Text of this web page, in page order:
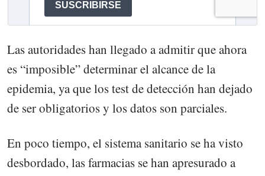
Las autoridades han llegado a admitir que ahora
es “imposible” determinar el alcance de la
epidemia, ya que los test de detección han dejado
de ser obligatorios y los datos son parciales.
En poco tiempo, el sistema sanitario se ha visto
desbordado, las farmacias se han apresurado a